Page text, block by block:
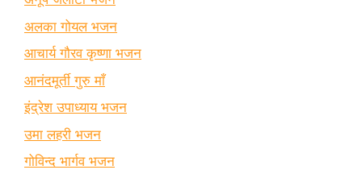
अलका गोयल भजन
आचार्य गौरव कृष्णा भजन
आनंदमूर्ती गुरु माँ
इंद्रेश उपाध्याय भजन
उमा लहरी भजन
गोविन्द भार्गव भजन